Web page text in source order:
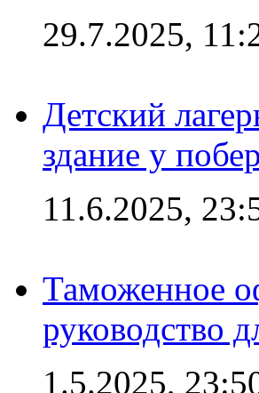
29.7.2025,
Детский
здание у
11.6.2025,
Таможенное
руководство
1.5.2025,